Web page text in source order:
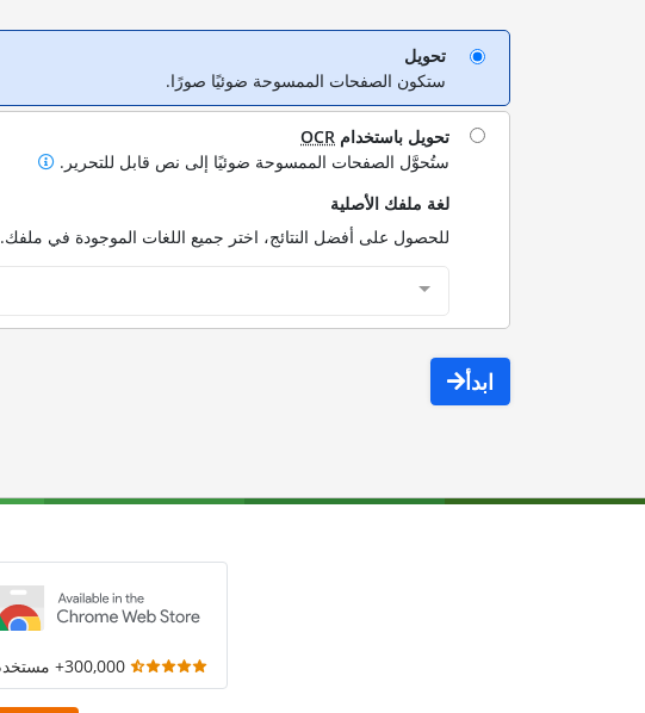
تحويل
ستكون الصفحات الممسوحة ضوئيًا صورًا.
تحويل باستخدام OCR
ستُحوَّل الصفحات الممسوحة ضوئيًا إلى نص قابل للتحرير.
لغة ملفك الأصلية
للحصول على أفضل النتائج، اختر جميع اللغات الموجودة في ملفك.
ابدأ
300,000+ مستخدم